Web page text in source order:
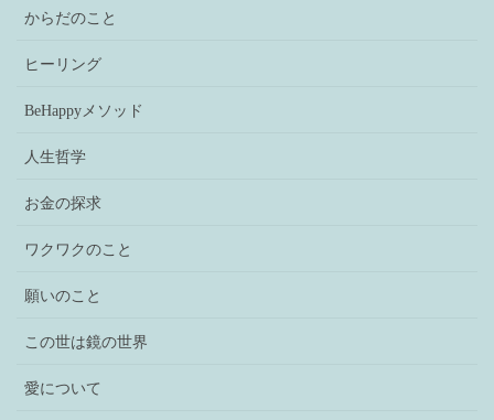
からだのこと
ヒーリング
BeHappyメソッド
人生哲学
お金の探求
ワクワクのこと
願いのこと
この世は鏡の世界
愛について